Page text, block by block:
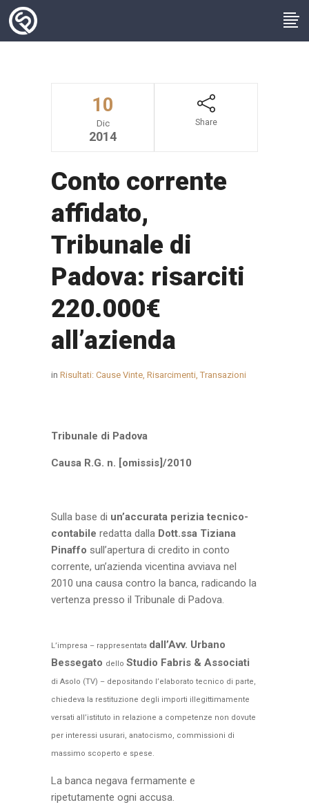
10
Dic
2014
Share
Conto corrente
affidato,
Tribunale di
Padova: risarciti
220.000€
all’azienda
in Risultati: Cause Vinte, Risarcimenti, Transazioni
Tribunale di Padova
Causa R.G. n. [omissis]/2010
Sulla base di un’accurata perizia tecnico-
contabile redatta dalla Dott.ssa Tiziana
Pinaffo sull’apertura di credito in conto
corrente, un’azienda vicentina avviava nel
2010 una causa contro la banca, radicando la
vertenza presso il Tribunale di Padova.
L’impresa – rappresentata dall’Avv. Urbano
Bessegato dello Studio Fabris & Associati
di Asolo (TV) – depositando l’elaborato tecnico di parte,
chiedeva la restituzione degli importi illegittimamente
versati all’istituto in relazione a competenze non dovute
per interessi usurari, anatocismo, commissioni di
massimo scoperto e spese.
La banca negava fermamente e
ripetutamente ogni accusa.